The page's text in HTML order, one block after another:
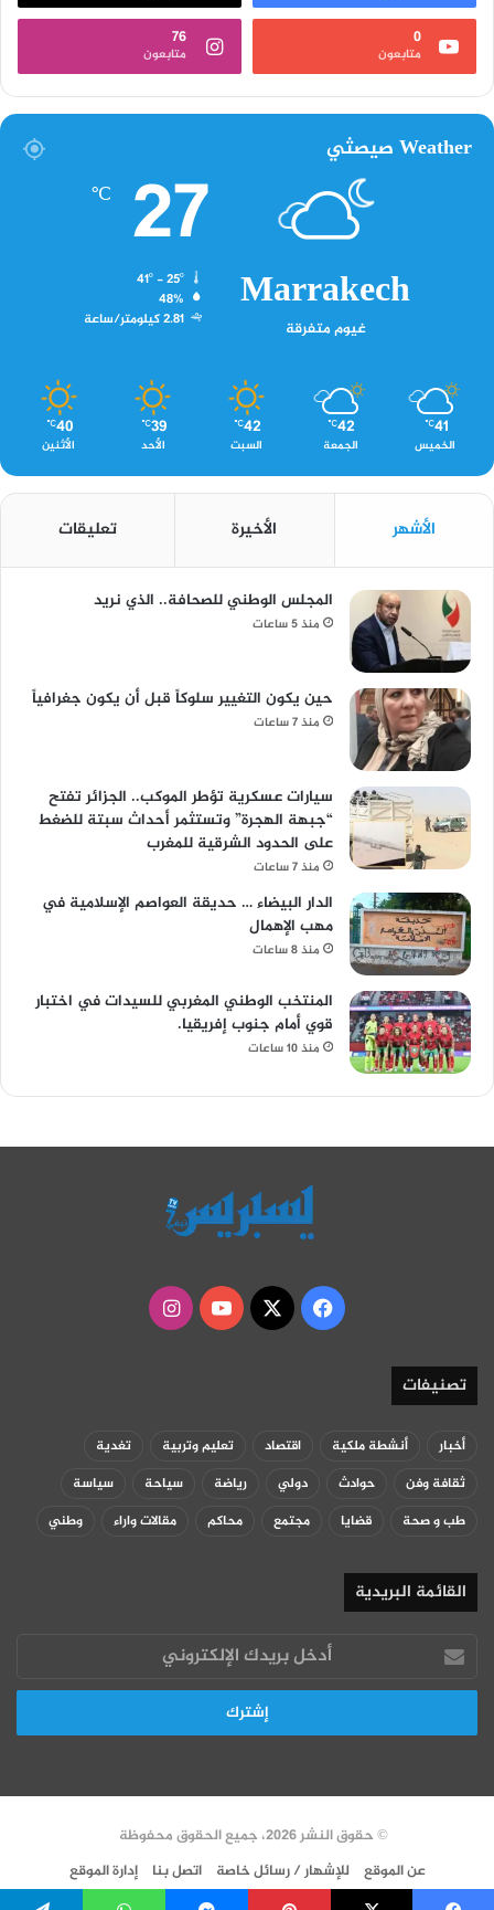
0
متابعون
76
متابعون
Weather صيصثي
Marrakech
غيوم متفرقة
27
℃
48%
2.81 كيلومتر/ساعة
41
℃
الخميس
42
℃
الجمعة
42
℃
السبت
39
℃
الأحد
40
℃
الأثنين
الأشهر الأخيرة تعليقات
المجلس الوطني للصحافة.. الذي نريد
منذ 5 ساعات
حين يكون التغيير سلوكاً قبل أن يكون جغرافياً
منذ 7 ساعات
سيارات عسكرية تؤطر الموكب.. الجزائر تفتح
“جبهة الهجرة” وتستثمر أحداث سبتة للضغط
على الحدود الشرقية للمغرب
منذ 7 ساعات
الدار البيضاء … حديقة العواصم الإسلامية في
مهب الإهمال
منذ 8 ساعات
المنتخب الوطني المغربي للسيدات في اختبار
قوي أمام جنوب إفريقيا.
منذ 10 ساعات
فيسبوك
‫X
‫YouTubeانستقرام
تصنيفات
أخبار أنشطة ملكية اقتصاد تعليم وتربية
تغدية
ثقافة وفن
حوادث دولي رياضة سياحة
سياسة
طب و صحة
قضايا مجتمع محاكم مقالات واراء وطني
القائمة البريدية
أدخل
بريدك
الإلكتروني
© حقوق النشر 2026، جميع الحقوق محفوظة
عن الموقع
للإشهار / رسائل خاصة اتصل بنا
إدارة الموقع